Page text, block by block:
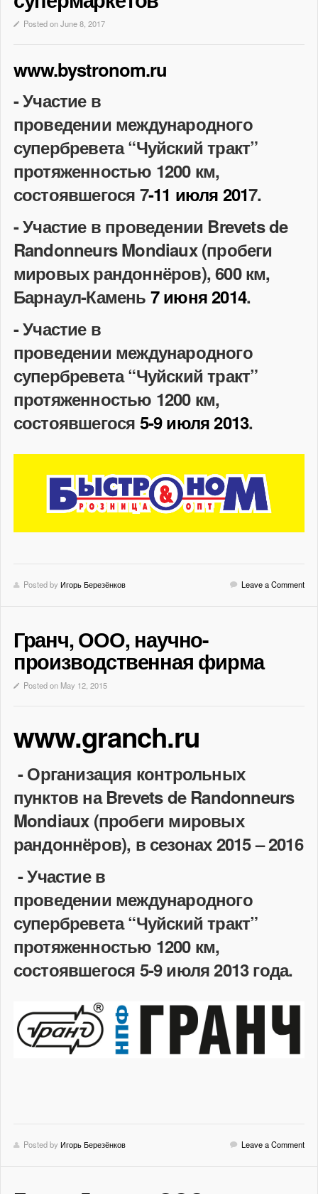
Posted on June 8, 2017
www.bystronom.ru
- Участие в
проведении международного
супербревета “Чуйский тракт”
протяженностью 1200 км,
состоявшегося 7-11 июля 2017.
- Участие в проведении Brevets de
Randonneurs Mondiaux (пробеги
мировых рандоннёров), 600 км,
Барнаул-Камень 7 июня 2014.
- Участие в
проведении международного
супербревета “Чуйский тракт”
протяженностью 1200 км,
состоявшегося 5-9 июля 2013.
Posted by Игорь Березёнков Leave a Comment
Гранч, ООО, научно-
производственная фирма
Posted on May 12, 2015
www.granch.ru
- Организация контрольных
пунктов на Brevets de Randonneurs
Mondiaux (пробеги мировых
рандоннёров), в сезонах 2015 – 2016
- Участие в
проведении международного
супербревета “Чуйский тракт”
протяженностью 1200 км,
состоявшегося 5-9 июля 2013 года.
Posted by Игорь Березёнков Leave a Comment